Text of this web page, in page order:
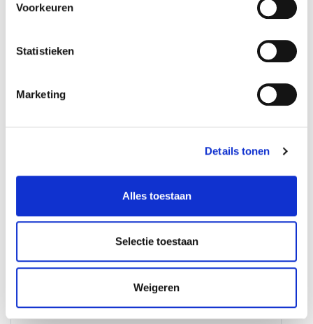
Voorkeuren
Statistieken
Marketing
Details tonen
Alles toestaan
Selectie toestaan
Weigeren
om de afspraak te bevestigen.
(za/zo).
Extra info over uw voertuig of afspraak (optioneel)